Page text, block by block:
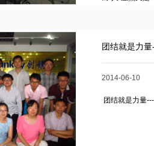
团结就是力
2014-06-10
团结就是力量